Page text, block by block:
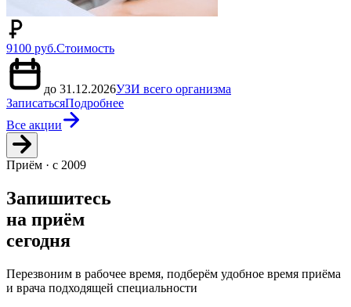
9100 руб.Стоимость
до 31.12.2026УЗИ всего организма
ЗаписатьсяПодробнее
Все акции
Приём · с 2009
Запишитесь
на приём
сегодня
Перезвоним в рабочее время, подберём удобное время приёма
и врача подходящей специальности